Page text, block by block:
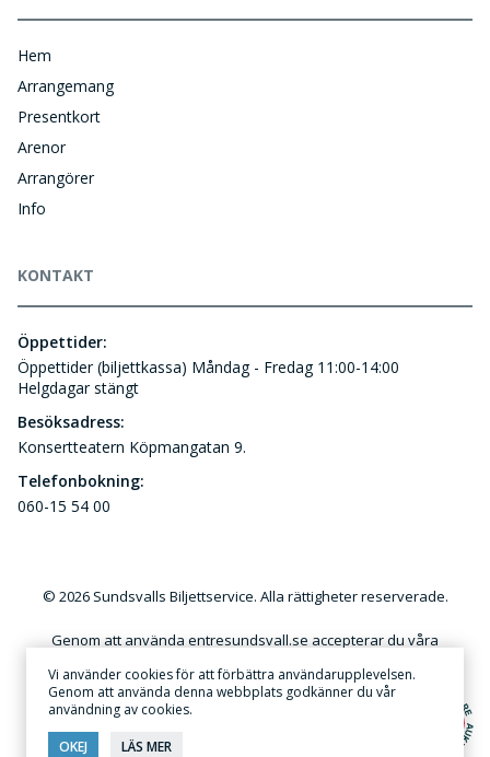
Hem
Arrangemang
Presentkort
Arenor
Arrangörer
Info
KONTAKT
Öppettider:
Öppettider (biljettkassa) Måndag - Fredag 11:00-14:00
Helgdagar stängt
Besöksadress:
Konsertteatern Köpmangatan 9.
Telefonbokning:
060-15 54 00
© 2026 Sundsvalls Biljettservice. Alla rättigheter reserverade.
Genom att använda entresundsvall.se accepterar du våra
innehållet på denna webbplats utan skriftlig tillåtelse är förbjudet.
Vi använder cookies för att förbättra användarupplevelsen.
Genom att använda denna webbplats godkänner du vår
användning av cookies.
OKEJ
LÄS MER